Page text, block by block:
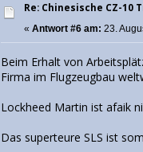
Re: Chinesische CZ-10
«Antwort #6 am: 23.
Beim Erhalt von
Firma im Flugzeugbau
Lockheed Martin ist afaik
Das superteure SLS ist